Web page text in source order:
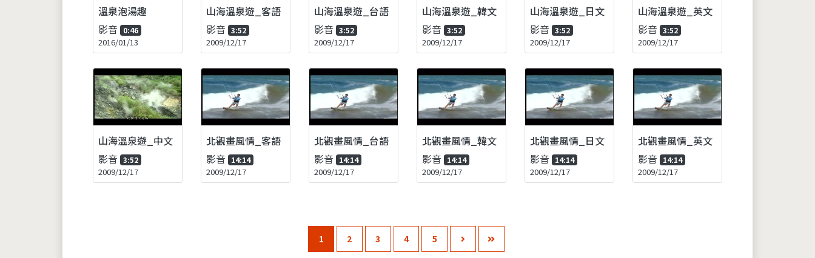
溫泉泡湯趣
影音 0:46
2016/01/13
山海溫泉遊_客語
影音 3:52
2009/12/17
山海溫泉遊_台語
影音 3:52
2009/12/17
山海溫泉遊_韓文
影音 3:52
2009/12/17
山海溫泉遊_日文
影音 3:52
2009/12/17
山海溫泉遊_英文
影音 3:52
2009/12/17
山海溫泉遊_中文
影音 3:52
2009/12/17
北觀畫風情_客語
影音 14:14
2009/12/17
北觀畫風情_台語
影音 14:14
2009/12/17
北觀畫風情_韓文
影音 14:14
2009/12/17
北觀畫風情_日文
影音 14:14
2009/12/17
北觀畫風情_英文
影音 14:14
2009/12/17
1 2 3 4 5